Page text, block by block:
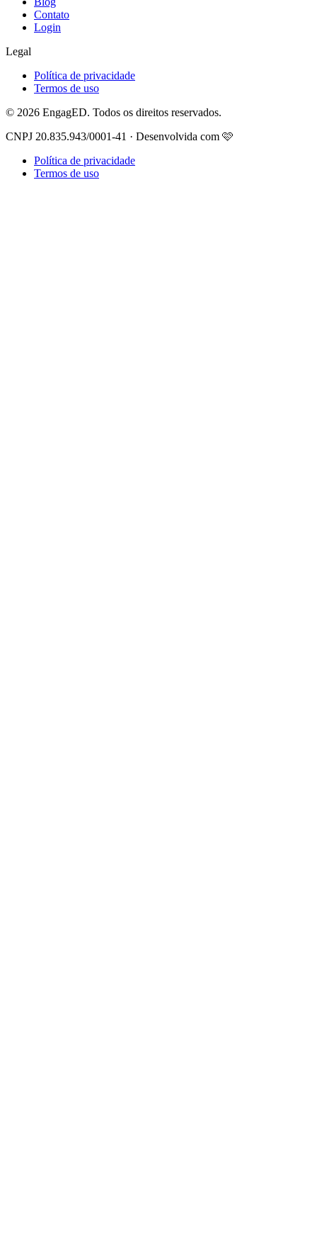
Contato
Login
Legal
Política de privacidade
Termos de uso
© 2026 EngagED. Todos os direitos reservados.
CNPJ 20.835.943/0001-41 · Desenvolvida com 🩷
Política de privacidade
Termos de uso